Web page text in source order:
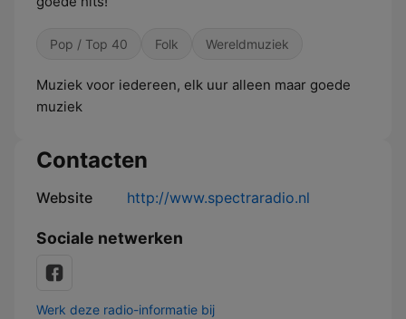
Pop / Top 40 Folk Wereldmuziek
Muziek voor iedereen, elk uur alleen maar goede
muziek
Contacten
Website http://www.spectraradio.nl
Sociale netwerken
Werk deze radio-informatie bij